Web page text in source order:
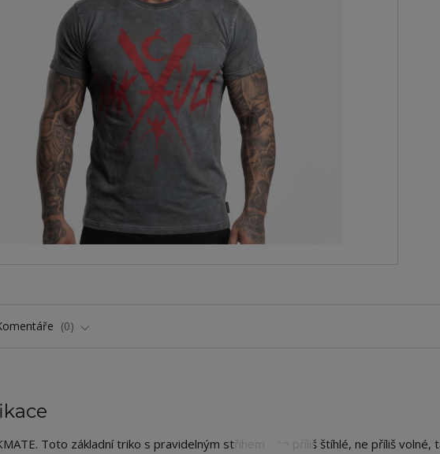
0
Toto základní triko s pravidelným střihem - ne příliš štíhlé, ne příliš volné,